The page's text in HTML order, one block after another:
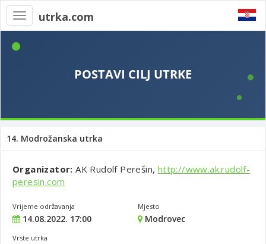
Toggle
navigation
utrka.com
14. Modrožanska utrka
Organizator:AK Rudolf Perešin, http://www.ak.rudolf-
peresin.com
Vrijeme održavanja
14.08.2022. 17:00
Mjesto
Modrovec
Vrste utrka